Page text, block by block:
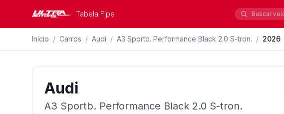
Tabela Fipe
Início / Carros / Audi / A3 Sportb. Performance Black 2.0 S-tron. / 2026
Audi
A3 Sportb. Performance Black 2.0 S-tron.